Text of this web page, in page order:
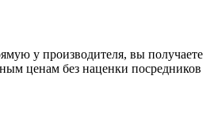
у производителя, вы получаете
ценам без наценки посредников